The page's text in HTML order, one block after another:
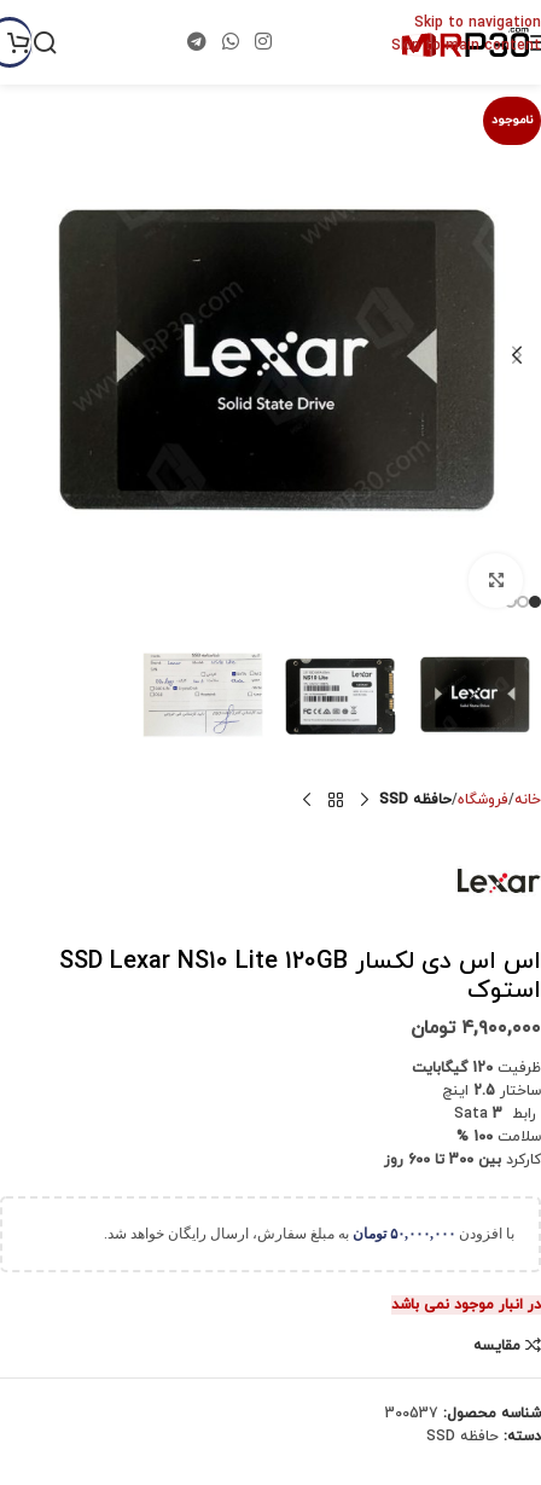
Skip to navigation
Skip to main content
ناموجود
خانه فروشگاه حافظه SSD
اس اس دی لکسار SSD Lexar NS10 Lite 120GB
استوک
۴,۹۰۰,۰۰۰ تومان
ظرفیت 120 گیگابایت
ساختار 2.5 اینچ
رابط Sata 3
سلامت 100 %
کارکرد بین 300 تا 600 روز
با افزودن ۵۰,۰۰۰,۰۰۰ تومان به مبلغ سفارش، ارسال رایگان خواهد شد.
در انبار موجود نمی باشد
مقایسه
شناسه محصول: 300537
دسته: حافظه SSD